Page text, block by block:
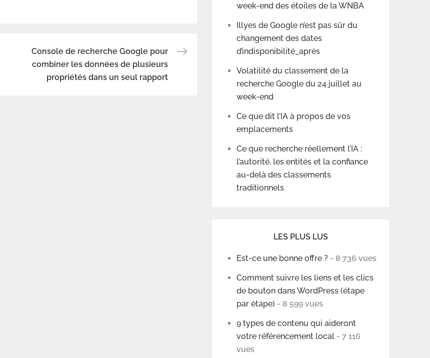
Console de recherche Google pour
combiner les données de plusieurs
propriétés dans un seul rapport
week-end des étoiles de la WNBA
Illyes de Google n’est pas sûr du
changement des dates
d’indisponibilité_après
Volatilité du classement de la
recherche Google du 24 juillet au
week-end
Ce que dit l’IA à propos de vos
emplacements
Ce que recherche réellement l’IA :
l’autorité, les entités et la confiance
au-delà des classements
traditionnels
LES PLUS LUS
Est-ce une bonne offre ? - 8 736 vues
Comment suivre les liens et les clics
de bouton dans WordPress (étape
par étape) - 8 599 vues
9 types de contenu qui aideront
votre référencement local - 7 116
vues